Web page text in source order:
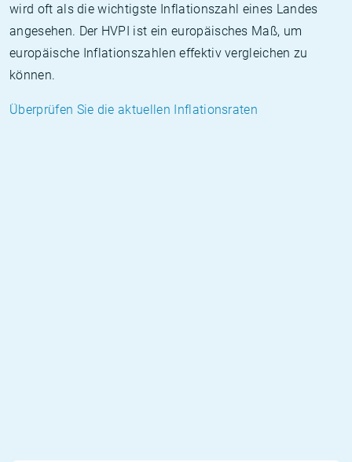
wird oft als die wichtigste Inflationszahl eines Landes
angesehen. Der HVPI ist ein europäisches Maß, um
europäische Inflationszahlen effektiv vergleichen zu
können.
Überprüfen Sie die aktuellen Inflationsraten